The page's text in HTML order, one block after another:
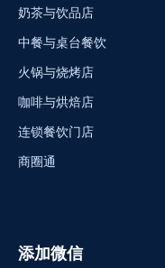
奶茶与饮品店
中餐与桌台餐饮
火锅与烧烤店
咖啡与烘焙店
连锁餐饮门店
商圈通
添加微信